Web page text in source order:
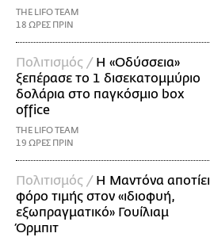
THE LIFO TEAM
18 ΩΡΕΣ ΠΡΙΝ
Πολιτισμός / Η «Οδύσσεια»
ξεπέρασε το 1 δισεκατομμύριο
δολάρια στο παγκόσμιο box
office
THE LIFO TEAM
19 ΩΡΕΣ ΠΡΙΝ
Πολιτισμός / Η Μαντόνα αποτίει
φόρο τιμής στον «ιδιοφυή,
εξωπραγματικό» Γουίλιαμ
Όρμπιτ